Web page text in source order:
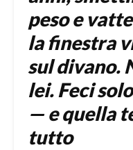
peso e
la finestra
sul divano.
lei. Feci
— e quella
tutto